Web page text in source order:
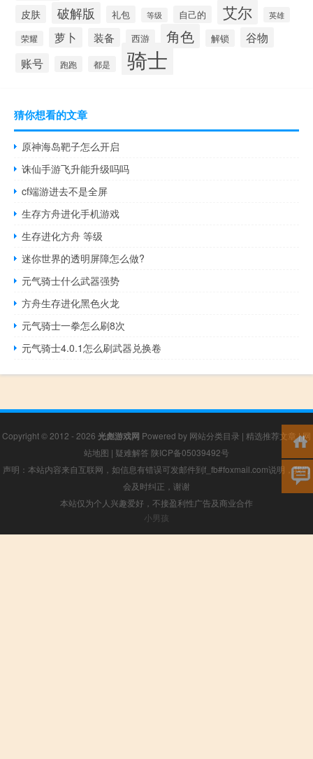
皮肤 破解版 礼包 等级 自己的 艾尔 英雄
荣耀 萝卜 装备 西游 角色 解锁 谷物
账号 跑跑 都是 骑士
猜你想看的文章
原神海岛靶子怎么开启
诛仙手游飞升能升级吗吗
cf端游进去不是全屏
生存方舟进化手机游戏
生存进化方舟 等级
迷你世界的透明屏障怎么做?
元气骑士什么武器强势
方舟生存进化黑色火龙
元气骑士一拳怎么刷8次
元气骑士4.0.1怎么刷武器兑换卷
Copyright © 2012 - 2026 光彪游戏网 Powered by 网站分类目录 | 精选推荐文章 |网
站地图 | 疑难解答 陕ICP备05039492号
声明：本站内容来自互联网，如信息有错误可发邮件到f_fb#foxmail.com说明，我们
会及时纠正，谢谢
本站仅为个人兴趣爱好，不接盈利性广告及商业合作
小男孩